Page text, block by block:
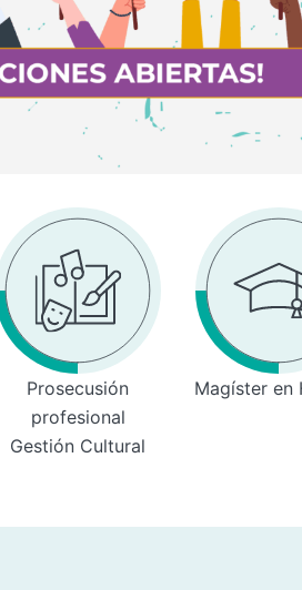
Prosecusión
profesional
Gestión Cultural
Magíster en